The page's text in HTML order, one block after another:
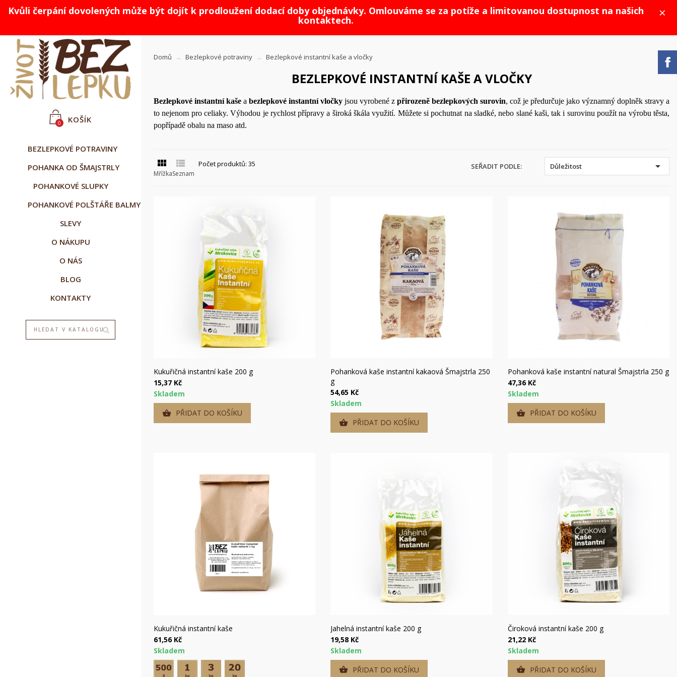
×
Kvůli čerpání dovolených může být dojít k prodloužení dodací doby objednávky. Omlouváme se za potíže a limitovanou dostupnost na našich
kontaktech.
KOŠÍK
0
BEZLEPKOVÉ POTRAVINY
POHANKA OD ŠMAJSTRLY
POHANKOVÉ SLUPKY
POHANKOVÉ POLŠTÁŘE BALMY
SLEVY
O NÁKUPU
O NÁS
BLOG
KONTAKTY
Domů Bezlepkové potraviny Bezlepkové instantní kaše a vločky
BEZLEPKOVÉ INSTANTNÍ KAŠE A VLOČKY
Bezlepkové instantní kaše a bezlepkové instantní vločky jsou vyrobené z přirozeně bezlepkových surovin, což je předurčuje jako významný doplněk stravy a
to nejenom pro celiaky. Výhodou je rychlost přípravy a široká škála využití. Můžete si pochutnat na sladké, nebo slané kaši, tak i surovinu použít na výrobu těsta,
popřípadě obalu na maso atd.

Mřížka

Seznam
Počet produktů: 35 SEŘADIT PODLE: Důležitost 
Rychlý náhled
Kukuřičná instantní kaše 200 g
15,37 Kč
Skladem
 PŘIDAT DO KOŠÍKU
Rychlý náhled
Pohanková kaše instantní kakaová Šmajstrla 250
g
54,65 Kč
Skladem
 PŘIDAT DO KOŠÍKU
Rychlý náhled
Pohanková kaše instantní natural Šmajstrla 250 g
47,36 Kč
Skladem
 PŘIDAT DO KOŠÍKU
Rychlý náhled
Kukuřičná instantní kaše
61,56 Kč
Skladem
Rychlý náhled
Jahelná instantní kaše 200 g
19,58 Kč
Skladem
 PŘIDAT DO KOŠÍKU
Rychlý náhled
Čiroková instantní kaše 200 g
21,22 Kč
Skladem
 PŘIDAT DO KOŠÍKU